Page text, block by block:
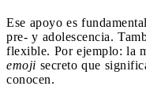
Ese apoyo es
pre- y adolescencia.
flexible. Por ejemplo: la
emoji secreto que
conocen.